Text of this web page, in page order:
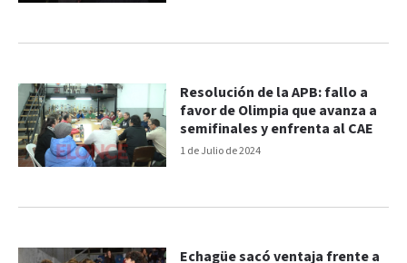
1 de Julio de 2024
Resolución de la APB: fallo a
favor de Olimpia que avanza a
semifinales y enfrenta al CAE
Echagüe sacó ventaja frente a